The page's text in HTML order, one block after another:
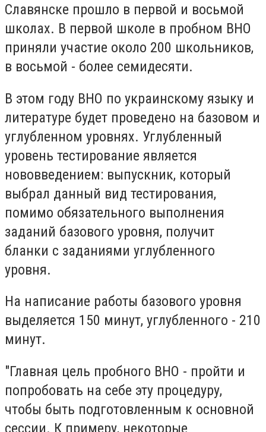
Славянске прошло в первой и восьмой
школах. В первой школе в пробном ВНО
приняли участие около 200 школьников,
в восьмой - более семидесяти.
В этом году ВНО по украинскому языку и
литературе будет проведено на базовом и
углубленном уровнях. Углубленный
уровень тестирование является
нововведением: выпускник, который
выбрал данный вид тестирования,
помимо обязательного выполнения
заданий базового уровня, получит
бланки с заданиями углубленного
уровня.
На написание работы базового уровня
выделяется 150 минут, углубленного - 210
минут.
"Главная цель пробного ВНО - пройти и
попробовать на себе эту процедуру,
чтобы быть подготовленным к основной
сессии. К примеру, некоторые